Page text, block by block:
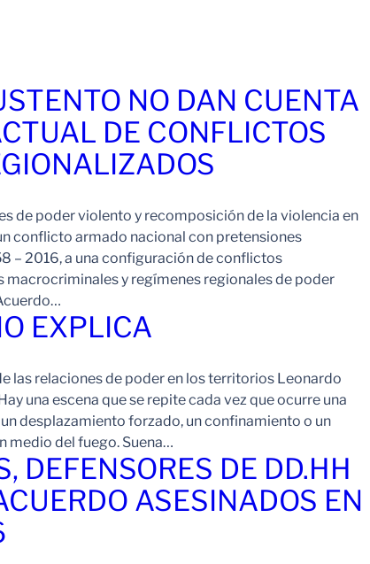
NO DAN CUENTA
DE CONFLICTOS
de poder violento y recomposición de la violencia en
conflicto armado nacional con pretensiones
– 2016, a una configuración de conflictos
y regímenes regionales de poder
EXPLICA
las relaciones de poder en los territorios Leonardo
una escena que se repite cada vez que ocurre una
desplazamiento forzado, un confinamiento o un
medio del fuego. Suena…
DEFENSORES DE DD.HH
ASESINADOS EN